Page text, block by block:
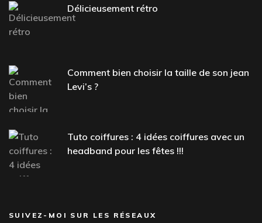
Délicieusement rétro
Comment bien choisir la taille de son jean
Levi’s ?
Tuto coiffures : 4 idées coiffures avec un
headband pour les fêtes !!!
SUIVEZ-MOI SUR LES RÉSEAUX